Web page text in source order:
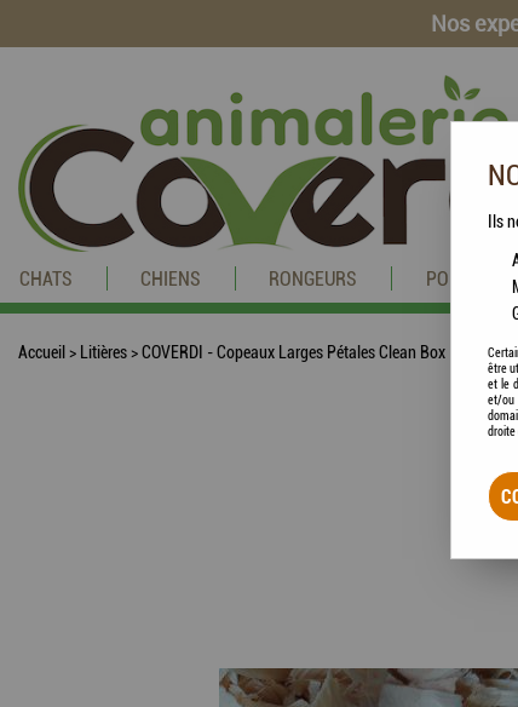
Nos
CHATS CHIENS RONGEURS POISSONS
Accueil > Litières>COVERDI - Copeaux Larges Pétales Clean Box 18KG
Ils
être
et le
et/ou
droite